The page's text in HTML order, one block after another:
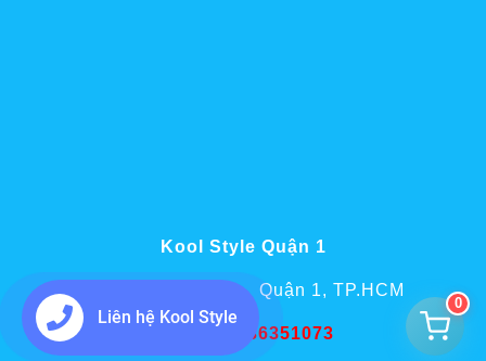
Kool Style Quận 1
75 Phó Đức Chính, Quận 1, TP.HCM
0936351073
0
Liên hệ Kool Style